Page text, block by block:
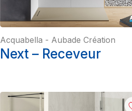
Acquabella - Aubade Création
Next – Receveur